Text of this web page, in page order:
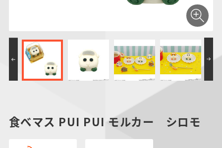
PROJECT R.E.D.・
スーパー戦隊シリー
ーズ
つりグミ
食べマス PUI PUI モルカー シロモ